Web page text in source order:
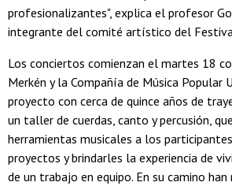
profesionalizantes", explica el profesor
integrante del comité artístico del
Los conciertos comienzan el martes 18
Merkén y la Compañía de Música Popular
proyecto con cerca de quince años de
un taller de cuerdas, canto y percusión,
herramientas musicales a los
proyectos y brindarles la experiencia de
de un trabajo en equipo. En su camino